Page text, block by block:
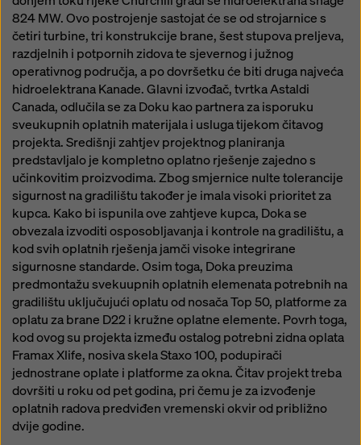
824 MW. Ovo postrojenje sastojat će se od strojarnice s
četiri turbine, tri konstrukcije brane, šest stupova preljeva,
razdjelnih i potpornih zidova te sjevernog i južnog
operativnog područja, a po dovršetku će biti druga najveća
hidroelektrana Kanade. Glavni izvođač, tvrtka Astaldi
Canada, odlučila se za Doku kao partnera za isporuku
sveukupnih oplatnih materijala i usluga tijekom čitavog
projekta. Središnji zahtjev projektnog planiranja
predstavljalo je kompletno oplatno rješenje zajedno s
učinkovitim proizvodima. Zbog smjernice nulte tolerancije
sigurnost na gradilištu također je imala visoki prioritet za
kupca. Kako bi ispunila ove zahtjeve kupca, Doka se
obvezala izvoditi osposobljavanja i kontrole na gradilištu, a
kod svih oplatnih rješenja jamči visoke integrirane
sigurnosne standarde. Osim toga, Doka preuzima
predmontažu svekuupnih oplatnih elemenata potrebnih na
gradilištu uključujući oplatu od nosača Top 50, platforme za
oplatu za brane D22 i kružne oplatne elemente. Povrh toga,
kod ovog su projekta između ostalog potrebni zidna oplata
Framax Xlife, nosiva skela Staxo 100, podupirači
jednostrane oplate i platforme za okna. Čitav projekt treba
dovršiti u roku od pet godina, pri čemu je za izvođenje
oplatnih radova predviđen vremenski okvir od približno
dvije godine.